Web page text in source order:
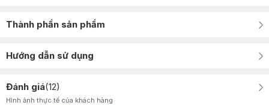
Thành phần sản phẩm
Hướng dẫn sử dụng
Đánh giá(12)
Hình ảnh thực tế của khách hàng